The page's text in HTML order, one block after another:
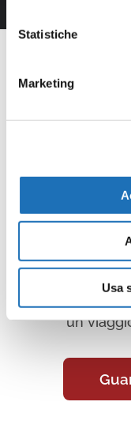
Statistiche
Marketing
Usa
opere
un